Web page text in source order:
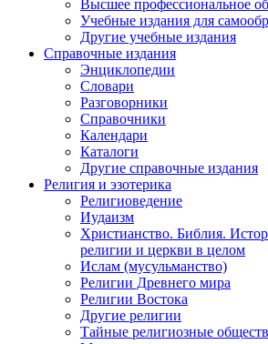
Высшее профессиональное
Учебные издания для
Другие учебные издания
Справочные издания
Энциклопедии
Словари
Разговорники
Справочники
Календари
Каталоги
Другие справочные издания
Религия и эзотерика
Религиоведение
Иудаизм
Христианство. Библия.
религии и церкви в целом
Ислам (мусульманство)
Религии Древнего мира
Религии Востока
Другие религии
Тайные религиозные